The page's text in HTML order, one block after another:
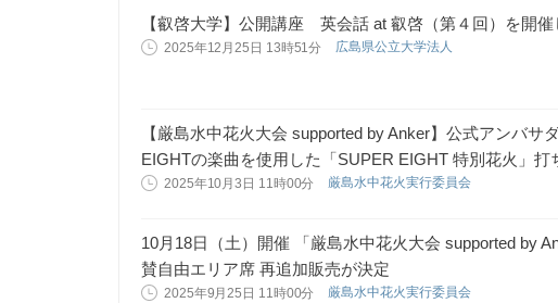
【叡啓大学】公開講座 英会話 at 叡啓（第４回）を開催
2025年12月25日 13時51分 広島県公立大学法人
【厳島水中花火大会 supported by Anker】公式アンバサ
EIGHTの楽曲を使用した「SUPER EIGHT 特別花火」打
2025年10月3日 11時00分 厳島水中花火実行委員会
10月18日（土）開催 「厳島水中花火大会 supported by
賛自由エリア席 再追加販売が決定
2025年9月25日 11時00分 厳島水中花火実行委員会